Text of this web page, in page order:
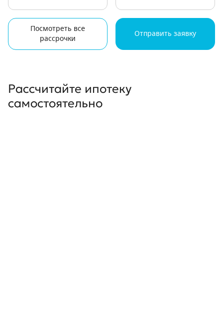
Посмотреть все
рассрочки
Отправить заявку
Рассчитайте ипотеку
самостоятельно